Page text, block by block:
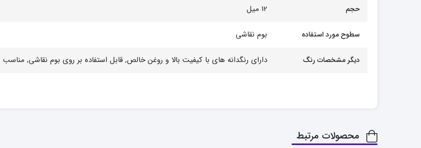
حجم 12 میل
سطوح مورد استفاده بوم نقاشی
دیگر مشخصات رنگ دارای رنگدانه های با کیفیت بالا و روغن خالص, قابل استفاده بر روی بوم نقاشی,
محصولات مرتبط